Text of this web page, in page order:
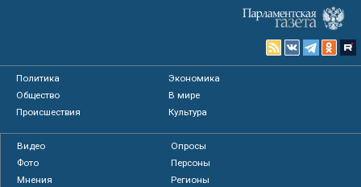
Политика
Экономика
Общество
В мире
Происшествия
Культура
Видео
Опросы
Фото
Персоны
Мнения
Регионы